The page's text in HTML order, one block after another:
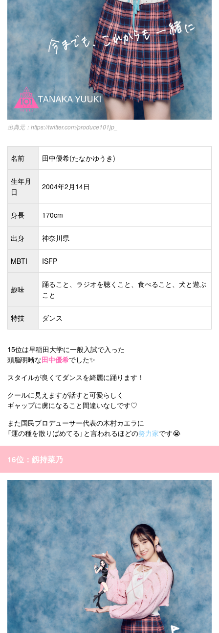
https://twitter.com/produce101jp_
名前 田中優希(たなかゆうき)
生年月
日
2004年2月14日
身長 170cm
出身 神奈川県
MBTI ISFP
趣味
踊ること、ラジオを聴くこと、食べること、犬と遊ぶ
こと
特技 ダンス
15位は早稲田大学に一般入試で入った
頭脳明晰な田中優希でした✨
スタイルが良くてダンスを綺麗に踊ります！
クールに見えますが話すと可愛らしく
ギャップに虜になること間違いなしです♡
また国民プロデューサー代表の木村カエラに
「運の種を散りばめてる」と言われるほどの努力家です😭
16位：釼持菜乃